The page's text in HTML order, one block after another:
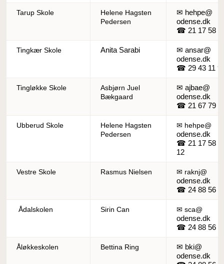
Tarup Skole
Helene Hagsten
Pedersen
✉ hehpe@
odense.dk
☎ 21 17 58
Tingkær Skole Anita Sarabi
✉ ansar@
odense.dk
☎ 29 43 11
Tingløkke Skole
Asbjørn Juel
Bækgaard
✉ ajbae@
odense.dk
☎ 21 67 79
Ubberud Skole
Helene Hagsten
Pedersen
✉ hehpe@
odense.dk
☎ 21 17 58
12
Vestre Skole Rasmus Nielsen ✉ raknj@
odense.dk
☎ 24 88 56
Ådalskolen Sirin Can ✉ sca@
odense.dk
☎ 24 88 56
Åløkkeskolen Bettina Ring
✉ bki@
odense.dk